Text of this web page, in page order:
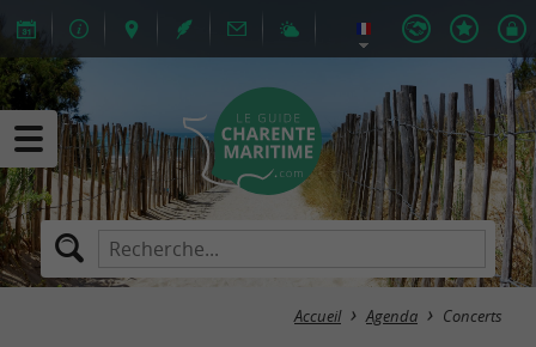
Accueil Agenda Concerts